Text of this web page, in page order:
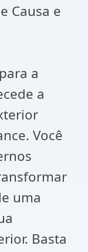
Causa e
a
a
Você
uma
Basta